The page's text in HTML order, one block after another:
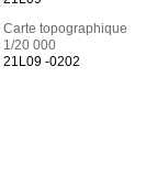
Carte topographique
1/20 000
21L09 -0202